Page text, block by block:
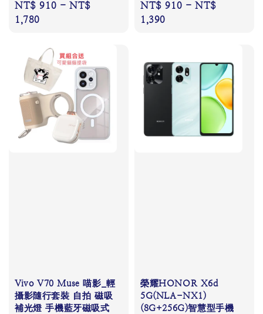
Regular
price
NT$ 910 -NT$
1,780
Regular
price
NT$ 910 -NT$
1,390
Vivo V70 Muse 喵影_輕
攝影隨行套裝 自拍 磁吸
補光燈 手機藍牙磁吸式
榮耀HONOR X6d
5G(NLA-NX1)
(8G+256G)智慧型手機